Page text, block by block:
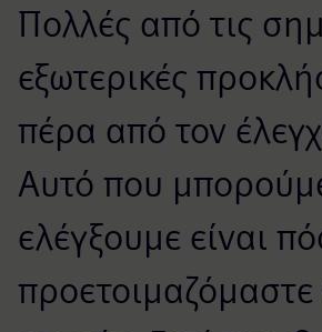
Πολλές από τις
εξωτερικές
πέρα από τον
Αυτό που
ελέγξουμε είναι
προετοιμαζόμαστε